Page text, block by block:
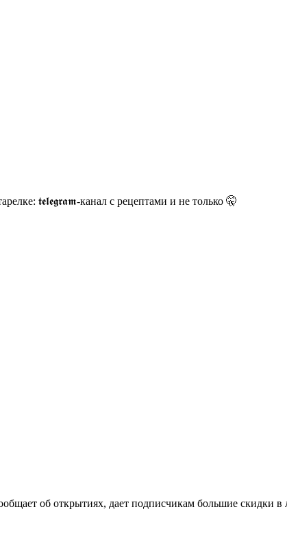
𝖙𝖊𝖑𝖊𝖌𝖗𝖆𝖒-канал с рецептами и не только 🤫
об открытиях, дает подписчикам большие скидки в